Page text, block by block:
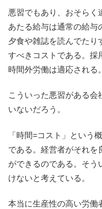
悪習でもあり、おそらく
あたる給与は通常の給与
夕食や雑誌を読んでたり
すべきコストである。採
時間外労働は適応される。
こういった悪習がある会
いないだろう。
「時間=コスト」という
である。経営者がそれを
ができるのである。そう
けないと考えている。
本当に生産性の高い労働